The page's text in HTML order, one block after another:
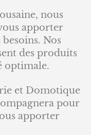
nous
apporter
besoins. Nos
des produits
optimale.
et Domotique
pour
apporter